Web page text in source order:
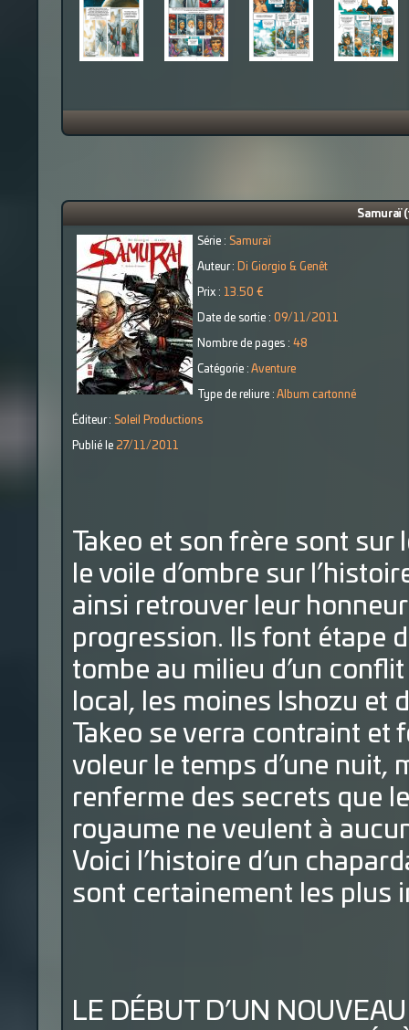
Samuraï
Série : Samuraï
Auteur : Di Giorgio & Genêt
Prix : 13.50 €
Date de sortie : 09/11/2011
Nombre de pages : 48
Catégorie : Aventure
Type de reliure : Album cartonné
Éditeur : Soleil Productions
Publié le 27/11/2011
Takeo et son frère sont
le voile d’ombre sur
ainsi retrouver leur
progression. Ils font étape
tombe au milieu d’un
local, les moines Ishozu et
Takeo se verra contraint et
voleur le temps d’une nuit,
renferme des secrets que
royaume ne veulent à
Voici l’histoire d’un
sont certainement les plus
LE DÉBUT D’UN